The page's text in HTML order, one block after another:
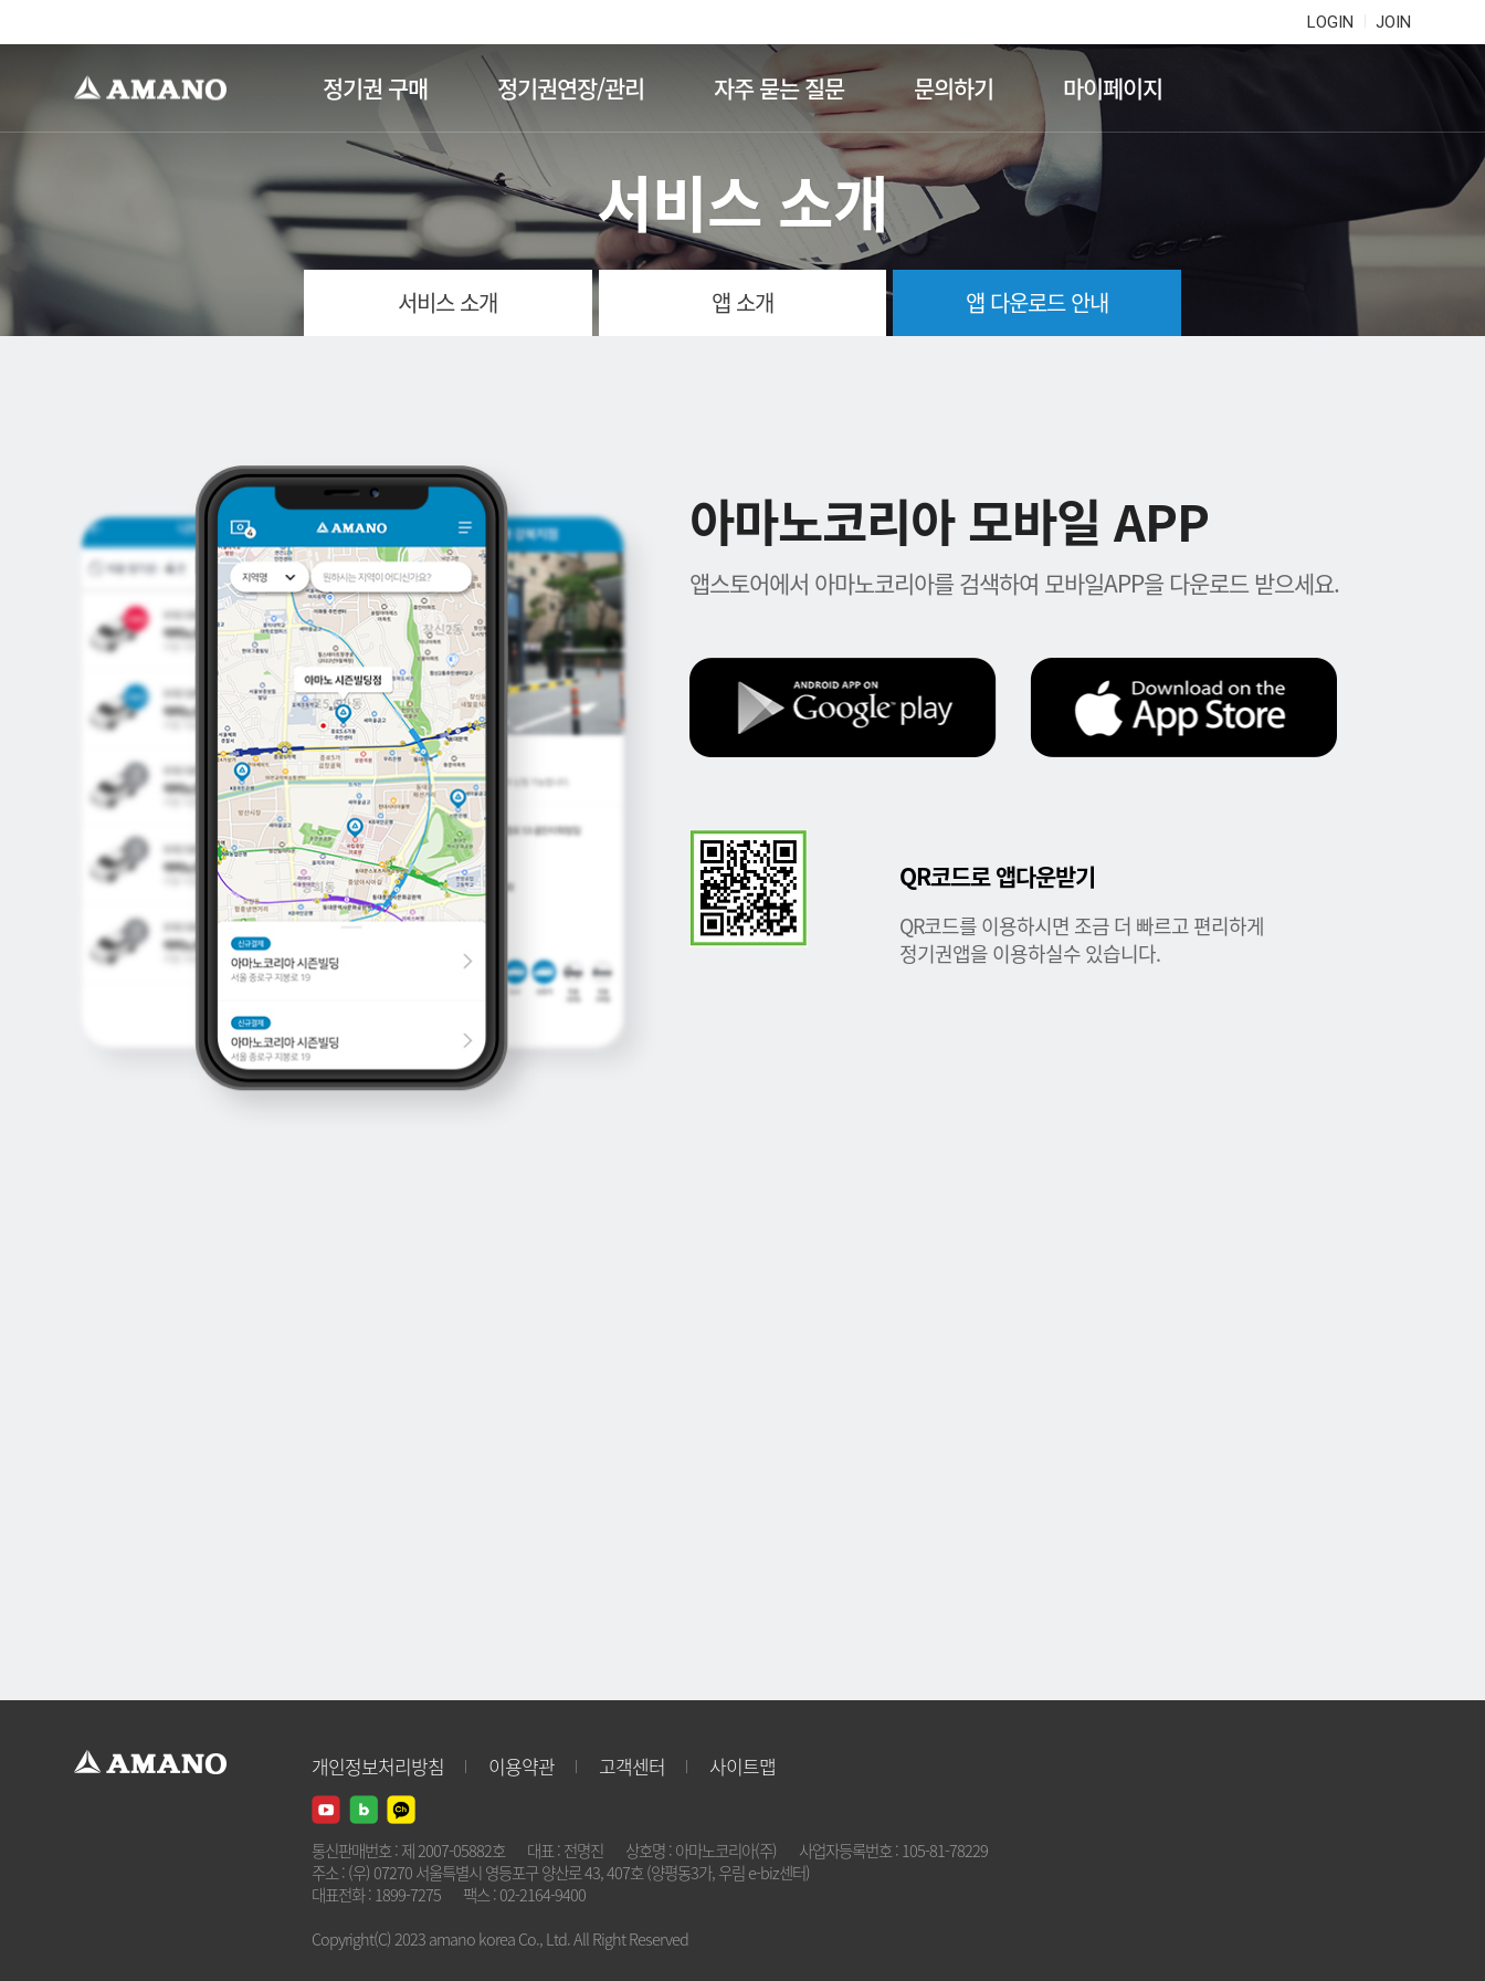
LOGIN JOIN
정기권 구매 정기권연장/관리 자주 묻는 질문 문의하기 마이페이지
서비스 소개
서비스 소개 앱 소개 앱 다운로드 안내
아마노코리아 모바일 APP
앱스토어에서 아마노코리아를 검색하여 모바일APP을 다운로드 받으세요.
QR코드로 앱다운받기
QR코드를 이용하시면 조금 더 빠르고 편리하게
정기권앱을 이용하실수 있습니다.
개인정보처리방침 이용약관 고객센터 사이트맵
통신판매번호 : 제 2007-05882호 대표 : 전명진 상호명 : 아마노코리아(주)
사업자등록번호 : 105-81-78229
주소 : (우) 07270 서울특별시 영등포구 양산로 43, 407호 (양평동3가, 우림 e-biz센터)
대표전화 : 1899-7275
팩스 : 02-2164-9400
Copyright(C) 2023 amano korea Co., Ltd. All Right Reserved